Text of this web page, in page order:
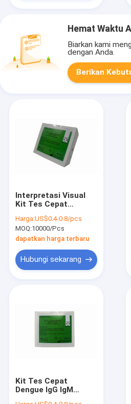
Hemat Waktu
Biarkan kami
dengan Anda.
Berikan
Interpretasi Visual
Kit Tes Cepat
Sensitivitas Tinggi
Spesifisitas
Harga:US$0.4-0.8/pcs
MOQ:10000/Pcs
dapatkan harga terbaru
Hubungi sekarang
Kit Tes Cepat
Dengue IgG IgM